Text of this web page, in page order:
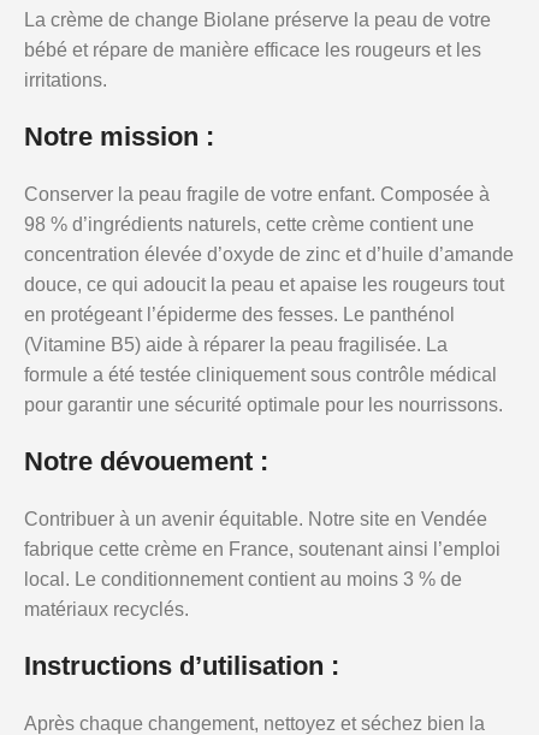
La crème de change Biolane préserve la peau de votre
bébé et répare de manière efficace les rougeurs et les
irritations.
Notre mission :
Conserver la peau fragile de votre enfant. Composée à
98 % d’ingrédients naturels, cette crème contient une
concentration élevée d’oxyde de zinc et d’huile d’amande
douce, ce qui adoucit la peau et apaise les rougeurs tout
en protégeant l’épiderme des fesses. Le panthénol
(Vitamine B5) aide à réparer la peau fragilisée. La
formule a été testée cliniquement sous contrôle médical
pour garantir une sécurité optimale pour les nourrissons.
Notre dévouement :
Contribuer à un avenir équitable. Notre site en Vendée
fabrique cette crème en France, soutenant ainsi l’emploi
local. Le conditionnement contient au moins 3 % de
matériaux recyclés.
Instructions d’utilisation :
Après chaque changement, nettoyez et séchez bien la